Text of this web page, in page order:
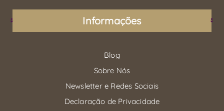
Informações
Blog
Sobre Nós
Newsletter e Redes Sociais
Declaração de Privacidade